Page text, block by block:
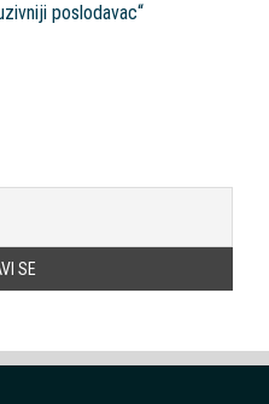
poslodavac“